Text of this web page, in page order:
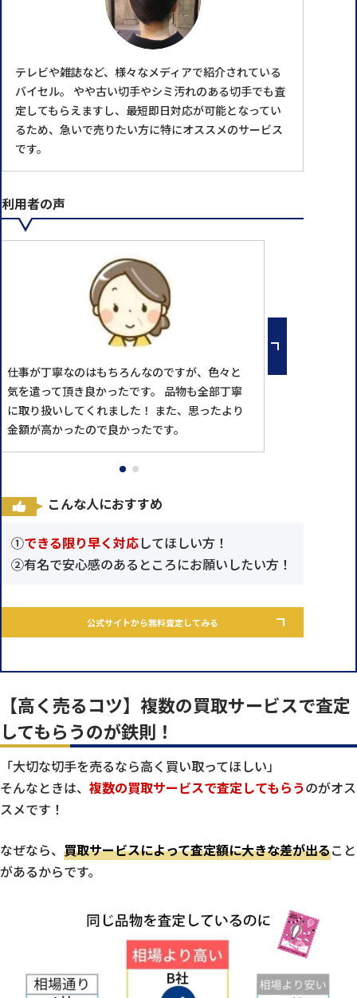
テレビや雑誌など、様々なメディアで紹介されている
バイセル。 やや古い切手やシミ汚れのある切手でも査
定してもらえますし、最短即日対応が可能となってい
るため、急いで売りたい方に特にオススメのサービス
です。
利用者の声
仕事が丁寧なのはもちろんなのですが、色々と
気を遣って頂き良かったです。 品物も全部丁寧
に取り扱いしてくれました！ また、思ったより
金額が高かったので良かったです。
こんな人におすすめ
①できる限り早く対応してほしい方！
②有名で安心感のあるところにお願いしたい方！
公式サイトから無料査定してみる
【高く売るコツ】複数の買取サービスで査定
してもらうのが鉄則！
「大切な切手を売るなら高く買い取ってほしい」
そんなときは、 複数の買取サービスで査定してもらうのがオス
スメです！
なぜなら、 買取サービスによって査定額に大きな差が出ること
があるからです。